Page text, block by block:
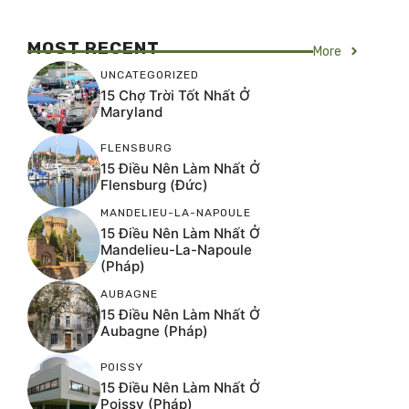
MOST RECENT More
UNCATEGORIZED
15 Chợ Trời Tốt Nhất Ở
Maryland
FLENSBURG
15 Điều Nên Làm Nhất Ở
Flensburg (Đức)
MANDELIEU-LA-NAPOULE
15 Điều Nên Làm Nhất Ở
Mandelieu-La-Napoule
(Pháp)
AUBAGNE
15 Điều Nên Làm Nhất Ở
Aubagne (Pháp)
POISSY
15 Điều Nên Làm Nhất Ở
Poissy (Pháp)